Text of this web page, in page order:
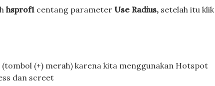
hsprof1 centang parameter Use Radius, setelah itu klik
(tombol (+) merah) karena kita menggunakan Hotspot
dan screet